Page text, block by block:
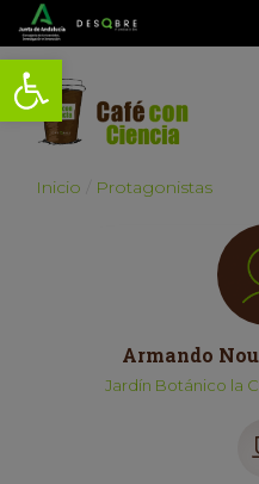
Abrir barra de herramientas
Inicio Protagonistas
Armando
Jardín Botánico la